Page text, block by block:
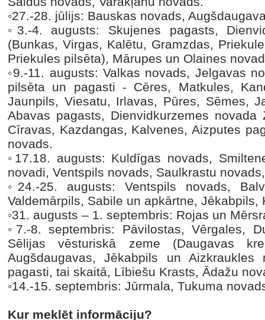
◦27.-28. jūlijs: Bauskas novads,
◦3.-4. augusts: Skujenes pagasts,
(Bunkas, Virgas, Kalētu, Gramzdas,
Priekules pilsēta), Mārupes un Olaines
◦9.-11. augusts: Valkas novads, Jelgavas
pilsēta un pagasti - Cēres, Matkules,
Jaunpils, Viesatu, Irlavas, Pūres, Sēmes,
Abavas pagasts, Dienvidkurzemes
Cīravas, Kazdangas, Kalvenes, Aizputes
novads.
◦17.18. augusts: Kuldīgas novads,
novadi, Ventspils novads, Saulkrastu
◦24.-25. augusts: Ventspils novads,
Valdemārpils, Sabile un apkārtne, Jēkabpils,
◦31. augusts – 1. septembris: Rojas un
◦7.-8. septembris: Pāvilostas, Vērgales,
Sēlijas vēsturiskā zeme (Daugavas
Augšdaugavas, Jēkabpils un
pagasti, tai skaitā, Lībiešu Krasts, Ādažu
◦14.-15. septembris: Jūrmala, Tukuma
Kur meklēt informāciju?